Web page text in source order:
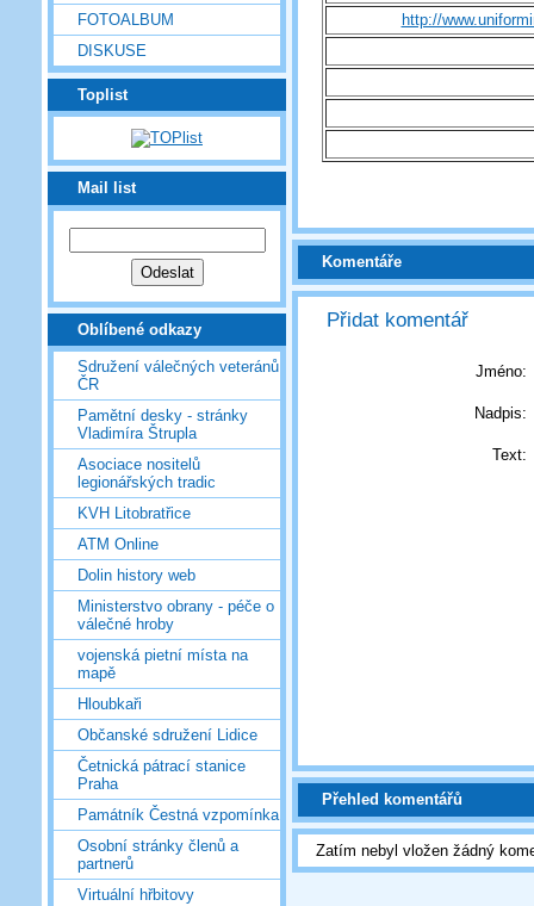
FOTOALBUM
DISKUSE
Toplist
Mail list
Oblíbené odkazy
Sdružení válečných veteránů
ČR
Pamětní desky - stránky
Vladimíra Štrupla
Asociace nositelů
legionářských tradic
KVH Litobratřice
ATM Online
Dolin history web
Ministerstvo obrany - péče o
válečné hroby
vojenská pietní místa na
mapě
Hloubkaři
Občanské sdružení Lidice
Četnická pátrací stanice
Praha
Památník Čestná vzpomínka
Osobní stránky členů a
partnerů
Virtuální hřbitovy
http://
Komentáře
Přidat komentář
Jméno:
Nadpis:
Text:
Přehled komentářů
Zatím nebyl vložen žádný